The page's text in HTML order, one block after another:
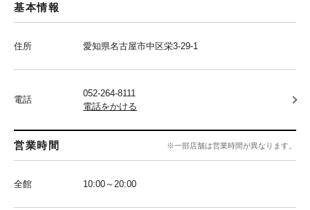
基本情報
住所 愛知県名古屋市中区栄3-29-1
電話
052-264-8111
電話をかける
営業時間 ※一部店舗は営業時間が異なります。
全館 10:00～20:00